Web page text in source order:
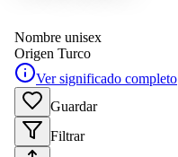
Nombre unisex
Origen Turco
Ver significado completo
Guardar
Filtrar